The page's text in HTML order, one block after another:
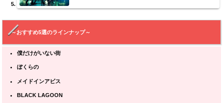
～おすすめ5選のラインナップ～
僕だけがいない街
ぼくらの
メイドインアビス
BLACK LAGOON